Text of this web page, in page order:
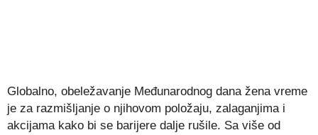
Globalno, obeležavanje Međunarodnog dana žena vreme
je za razmišljanje o njihovom položaju, zalaganjima i
akcijama kako bi se barijere dalje rušile. Sa više od